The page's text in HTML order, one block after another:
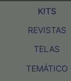
KITS
REVISTAS
TELAS
TEMÁTICO